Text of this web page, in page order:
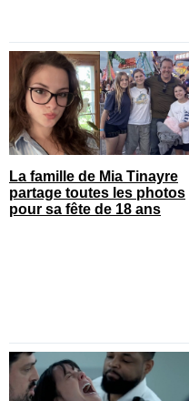
La famille de Mia Tinayre
partage toutes les photos
pour sa fête de 18 ans